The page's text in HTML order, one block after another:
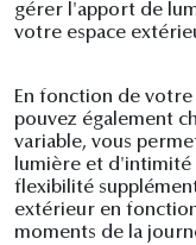
gérer l'apport de
votre espace
En fonction de
pouvez également
variable, vous
lumière et d'intimité
flexibilité
extérieur en
moments de la